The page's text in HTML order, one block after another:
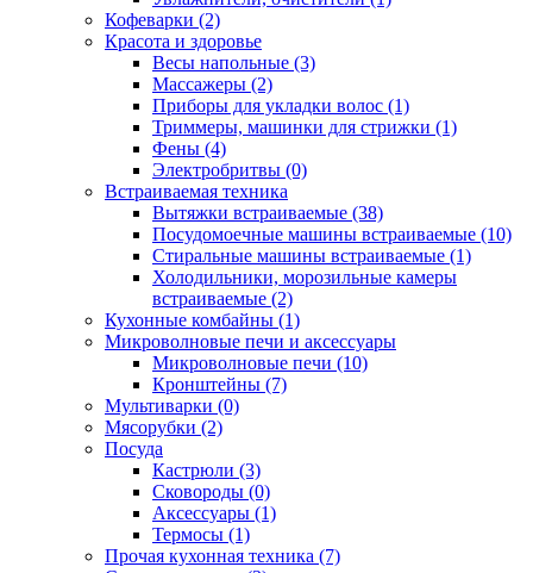
Кофеварки (2)
Красота и здоровье
Весы напольные (3)
Массажеры (2)
Приборы для укладки волос (1)
Триммеры, машинки для стрижки (1)
Фены (4)
Электробритвы (0)
Встраиваемая техника
Вытяжки встраиваемые (38)
Посудомоечные машины встраиваемые (10)
Стиральные машины встраиваемые (1)
Холодильники, морозильные камеры
встраиваемые (2)
Кухонные комбайны (1)
Микроволновые печи и аксессуары
Микроволновые печи (10)
Кронштейны (7)
Мультиварки (0)
Мясорубки (2)
Посуда
Кастрюли (3)
Сковороды (0)
Аксессуары (1)
Термосы (1)
Прочая кухонная техника (7)